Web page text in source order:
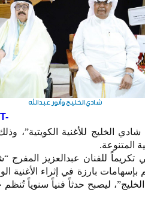
شادي الخليج وأنور عبدالله
T-
الخليج للأغنية الكويتية”،
المتنوعة.
تكريماً للفنان عبدالعزيز المفرج
بإسهامات بارزة في إثراء الأغنية
ليصبح حدثاً فنياً سنوياً تُنظم